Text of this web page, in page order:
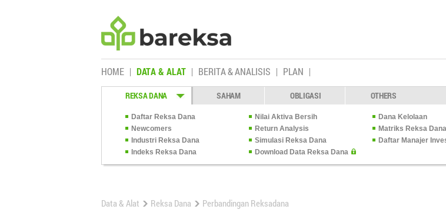
HOME DATA & ALAT BERITA & ANALISIS PLAN
REKSA DANA SAHAM OBLIGASI OTHERS
Daftar Reksa Dana Nilai Aktiva Bersih Dana Kelolaan
Newcomers
Return Analysis Matriks Reksa Dana
Industri Reksa Dana
Simulasi Reksa Dana Daftar Manajer
Indeks Reksa Dana
Download Data Reksa Dana
Data & Alat Reksa Dana Perbandingan Reksadana